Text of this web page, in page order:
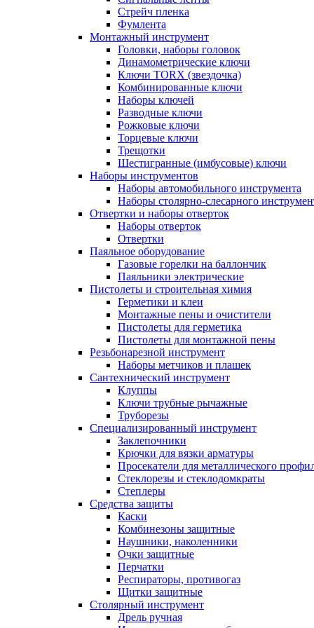
Стрейч пленка
Фумлента
Монтажный инструмент
Головки, наборы головок
Динамометрические ключи
Ключи TORX (звездочка)
Комбинированные ключи
Наборы ключей
Разводные ключи
Рожковые ключи
Торцевые ключи
Трещотки
Шестигранные (имбусовые) ключи
Наборы инструментов
Наборы автомобильного инструмента
Наборы столярно-слесарного
Отвертки и наборы отверток
Наборы отверток
Отвертки
Паяльное оборудование
Газовые горелки на баллончик
Паяльники электрические
Пистолеты и строительная химия
Герметики и клеи
Монтажные пены и очистители
Пистолеты для герметика
Пистолеты для монтажной пены
Резьбонарезной инструмент
Наборы метчиков и плашек
Сантехнический инструмент
Клуппы
Ключи трубные рычажные
Труборезы
Специализированный инструмент
Заклепочники
Крючки для вязки арматуры
Просекатели для металлического
Стеклорезы и стеклодомкраты
Степлеры
Средства защиты
Каски
Комбинезоны защитные
Наушники, наколенники
Очки защитные
Перчатки
Респираторы, противогаз
Щитки защитные
Столярный инструмент
Дрель ручная